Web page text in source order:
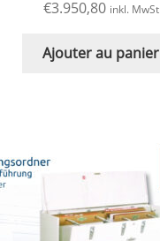
€3.950,80 inkl. MwSt
Ajouter au panier